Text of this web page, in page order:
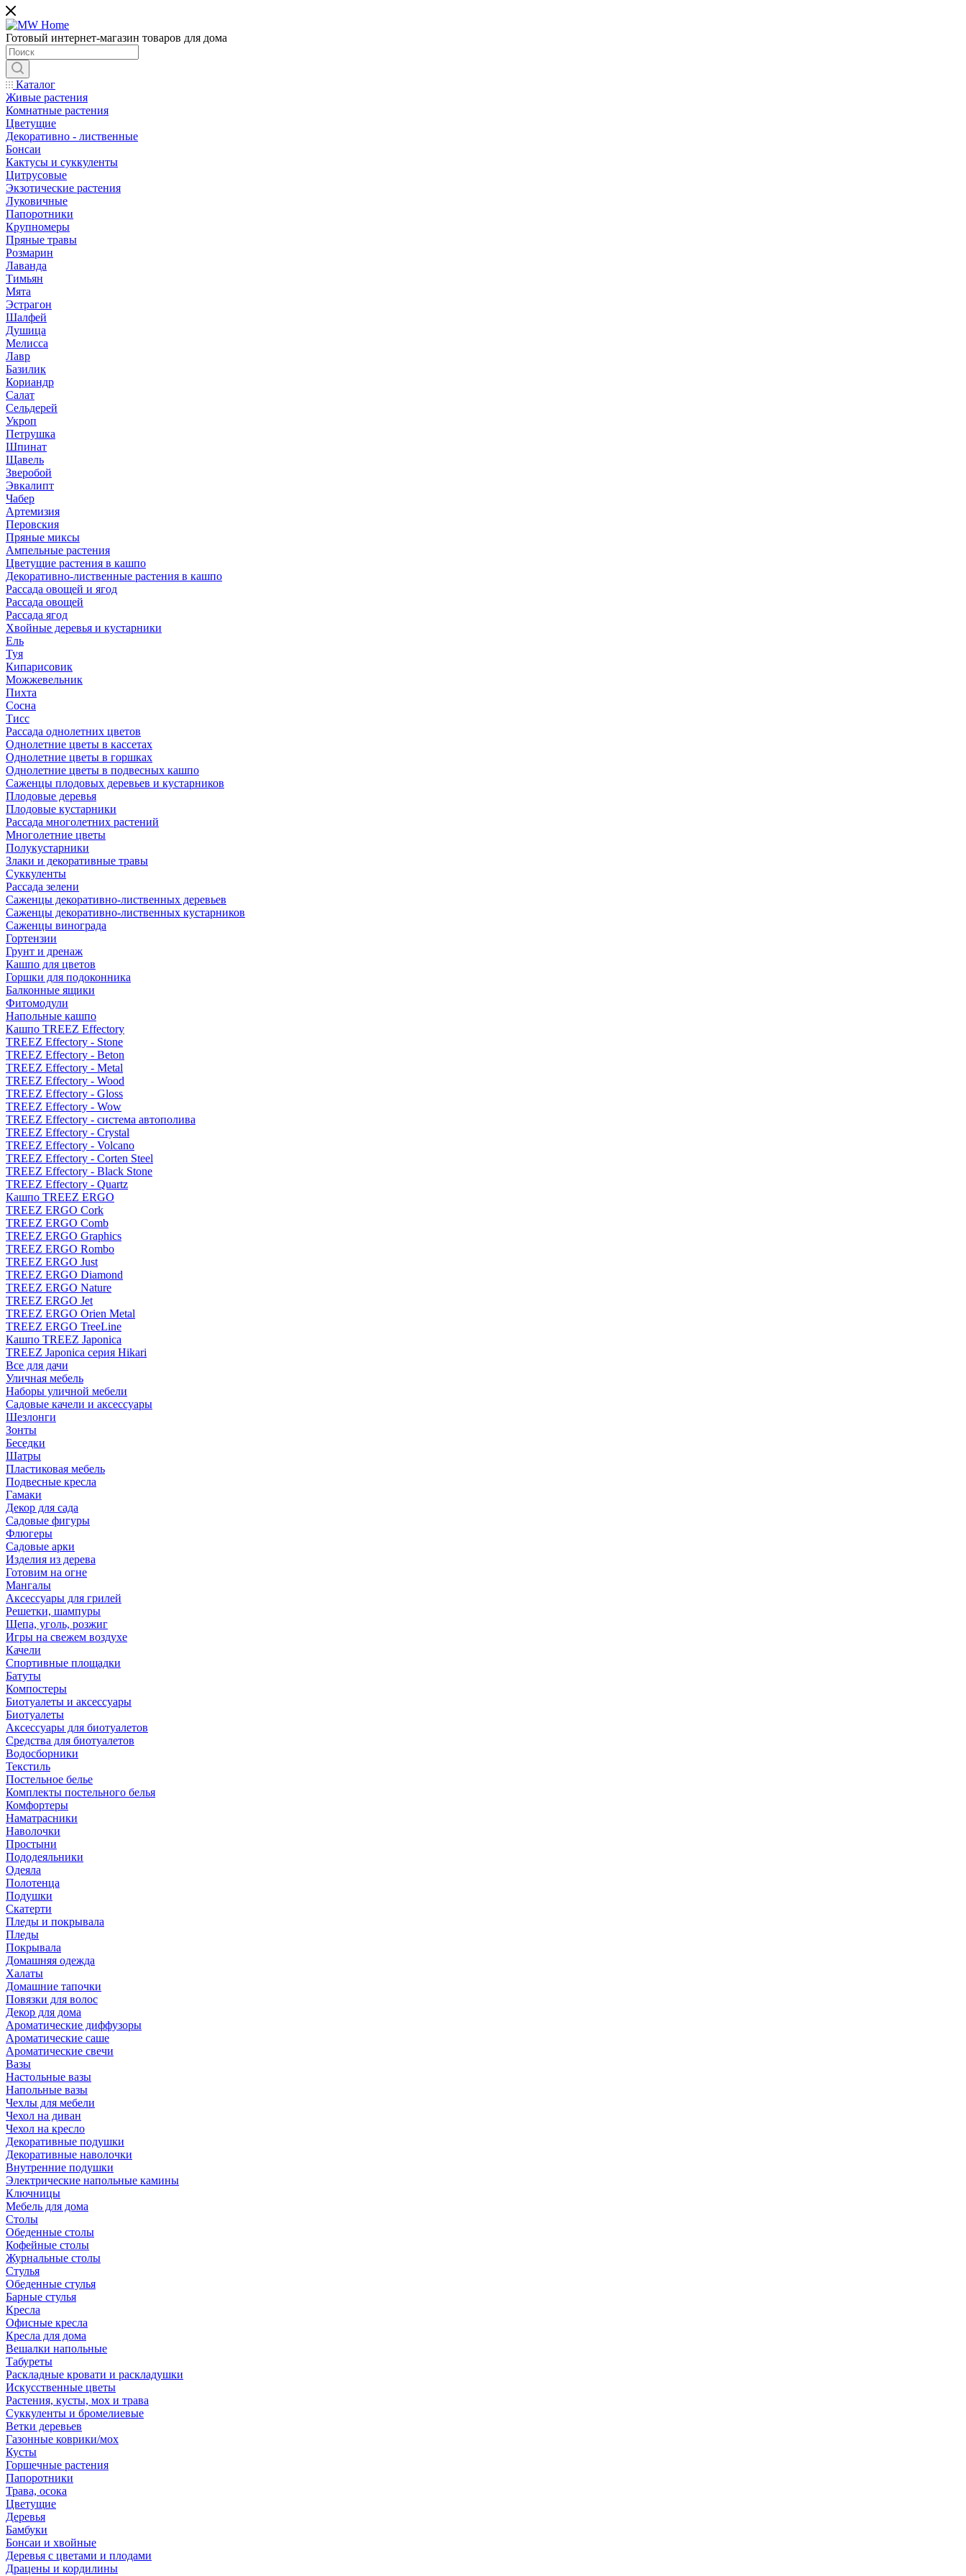
Готовый интернет-магазин товаров для дома
Каталог
Живые растения
Комнатные растения
Цветущие
Декоративно - лиственные
Бонсаи
Кактусы и суккуленты
Цитрусовые
Экзотические растения
Луковичные
Папоротники
Крупномеры
Пряные травы
Розмарин
Лаванда
Тимьян
Мята
Эстрагон
Шалфей
Душица
Мелисса
Лавр
Базилик
Кориандр
Салат
Сельдерей
Укроп
Петрушка
Шпинат
Щавель
Зверобой
Эвкалипт
Чабер
Артемизия
Перовския
Пряные миксы
Ампельные растения
Цветущие растения в кашпо
Декоративно-лиственные растения в кашпо
Рассада овощей и ягод
Рассада овощей
Рассада ягод
Хвойные деревья и кустарники
Ель
Туя
Кипарисовик
Можжевельник
Пихта
Сосна
Тисc
Рассада однолетних цветов
Однолетние цветы в кассетах
Однолетние цветы в горшках
Однолетние цветы в подвесных кашпо
Саженцы плодовых деревьев и кустарников
Плодовые деревья
Плодовые кустарники
Рассада многолетних растений
Многолетние цветы
Полукустарники
Злаки и декоративные травы
Суккуленты
Рассада зелени
Саженцы декоративно-лиственных деревьев
Саженцы декоративно-лиственных кустарников
Саженцы винограда
Гортензии
Грунт и дренаж
Кашпо для цветов
Горшки для подоконника
Балконные ящики
Фитомодули
Напольные кашпо
Кашпо TREEZ Effectory
TREEZ Effectory - Stone
TREEZ Effectory - Beton
TREEZ Effectory - Metal
TREEZ Effectory - Wood
TREEZ Effectory - Gloss
TREEZ Effectory - Wow
TREEZ Effectory - система автополива
TREEZ Effectory - Crystal
TREEZ Effectory - Volcano
TREEZ Effectory - Corten Steel
TREEZ Effectory - Black Stone
TREEZ Effectory - Quartz
Кашпо TREEZ ERGO
TREEZ ERGO Cork
TREEZ ERGO Comb
TREEZ ERGO Graphics
TREEZ ERGO Rombo
TREEZ ERGO Just
TREEZ ERGO Diamond
TREEZ ERGO Nature
TREEZ ERGO Jet
TREEZ ERGO Orien Metal
TREEZ ERGO TreeLine
Кашпо TREEZ Japonica
TREEZ Japonica серия Hikari
Все для дачи
Уличная мебель
Наборы уличной мебели
Садовые качели и аксессуары
Шезлонги
Зонты
Беседки
Шатры
Пластиковая мебель
Подвесные кресла
Гамаки
Декор для сада
Садовые фигуры
Флюгеры
Садовые арки
Изделия из дерева
Готовим на огне
Мангалы
Аксессуары для грилей
Решетки, шампуры
Щепа, уголь, розжиг
Игры на свежем воздухе
Качели
Спортивные площадки
Батуты
Компостеры
Биотуалеты и аксессуары
Биотуалеты
Аксессуары для биотуалетов
Средства для биотуалетов
Водосборники
Текстиль
Постельное белье
Комплекты постельного белья
Комфортеры
Наматрасники
Наволочки
Простыни
Пододеяльники
Одеяла
Полотенца
Подушки
Скатерти
Пледы и покрывала
Пледы
Покрывала
Домашняя одежда
Халаты
Домашние тапочки
Повязки для волос
Декор для дома
Ароматические диффузоры
Ароматические саше
Ароматические свечи
Вазы
Настольные вазы
Напольные вазы
Чехлы для мебели
Чехол на диван
Чехол на кресло
Декоративные подушки
Декоративные наволочки
Внутренние подушки
Электрические напольные камины
Ключницы
Мебель для дома
Столы
Обеденные столы
Кофейные столы
Журнальные столы
Стулья
Обеденные стулья
Барные стулья
Кресла
Офисные кресла
Кресла для дома
Вешалки напольные
Табуреты
Раскладные кровати и раскладушки
Искусственные цветы
Растения, кусты, мох и трава
Суккуленты и бромелиевые
Ветки деревьев
Газонные коврики/мох
Кусты
Горшечные растения
Папоротники
Трава, осока
Цветущие
Деревья
Бамбуки
Бонсаи и хвойные
Деревья с цветами и плодами
Драцены и кордилины